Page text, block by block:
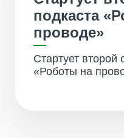
подкаста
проводе»
Стартует второй
«Роботы на